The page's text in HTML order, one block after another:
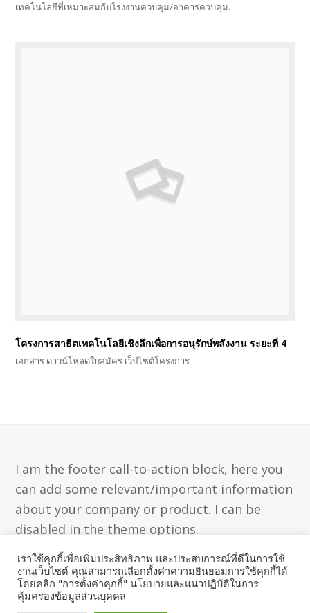
เทคโนโลยีที่เหมาะสมกับโรงงานควบคุม/อาคารควบคุม…
โครงการสาธิตเทคโนโลยีเชิงลึกเพื่อการอนุรักษ์พลังงาน ระยะที่ 4
เอกสาร ดาวน์โหลดใบสมัคร เว็ปไซต์โครงการ
I am the footer call-to-action block, here you
can add some relevant/important information
about your company or product. I can be
disabled in the theme options.
Get In Touch
เราใช้คุกกี้เพื่อเพิ่มประสิทธิภาพ และประสบการณ์ที่ดีในการใช้
งานเว็บไซต์ คุณสามารถเลือกตั้งค่าความยินยอมการใช้คุกกี้ได้
โดยคลิก "การตั้งค่าคุกกี้" นโยบายและแนวปฏิบัติในการ
คุ้มครองข้อมูลส่วนบุคคล